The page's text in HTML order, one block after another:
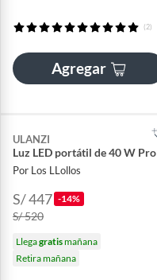
(2)
Agregar
ULANZI
Luz LED portátil de 40 W Pro
Por Los LLollos
S/ 447 -14%
S/ 520
Llegagratismañana
Retira mañana